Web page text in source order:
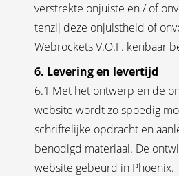
verstrekte onjuiste en / of
tenzij deze onjuistheid of
Webrockets V.O.F. kenbaar
6. Levering en levertijd
6.1 Met het ontwerp en de
website wordt zo spoedig
schriftelijke opdracht en
benodigd materiaal. De
website gebeurd in Phoenix.